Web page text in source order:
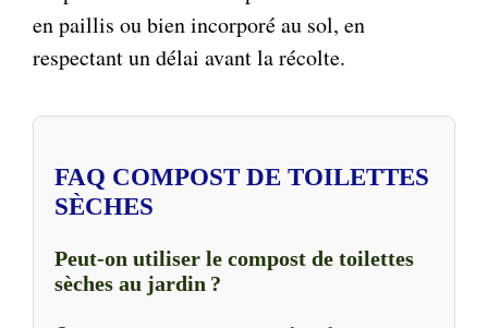
en paillis ou bien incorporé au sol, en
respectant un délai avant la récolte.
FAQ COMPOST DE TOILETTES
SÈCHES
Peut-on utiliser le compost de toilettes
sèches au jardin ?